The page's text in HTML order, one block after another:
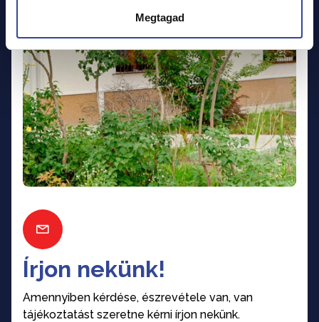
Megtagad
Írjon nekünk!
Amennyiben kérdése, észrevétele van, van
tájékoztatást szeretne kérni írjon nekünk.